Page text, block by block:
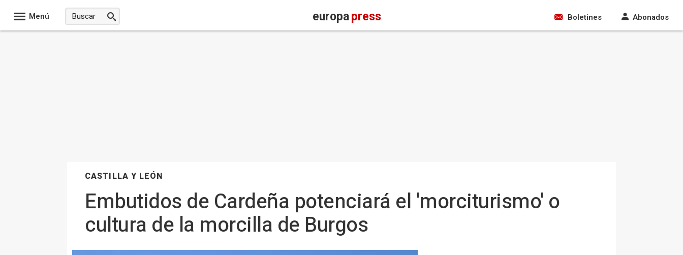
Menú europapress Boletines Abonados
CASTILLA Y LEÓN
Embutidos de Cardeña potenciará el 'morciturismo' o
cultura de la morcilla de Burgos